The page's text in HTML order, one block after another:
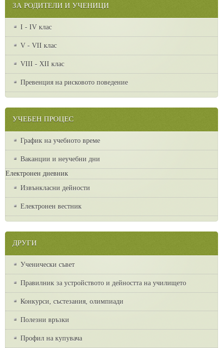
ЗА РОДИТЕЛИ И УЧЕНИЦИ
I - IV клас
V - VII клас
VІІІ - ХІІ клас
Превенция на рисковото поведение
УЧЕБЕН ПРОЦЕС
График на учебното време
Ваканции и неучебни дни
Електронен дневник
Извънкласни дейности
Електронен вестник
ДРУГИ
Ученически съвет
Правилник за устройството и дейността на училището
Конкурси, състезания, олимпиади
Полезни връзки
Профил на купувача